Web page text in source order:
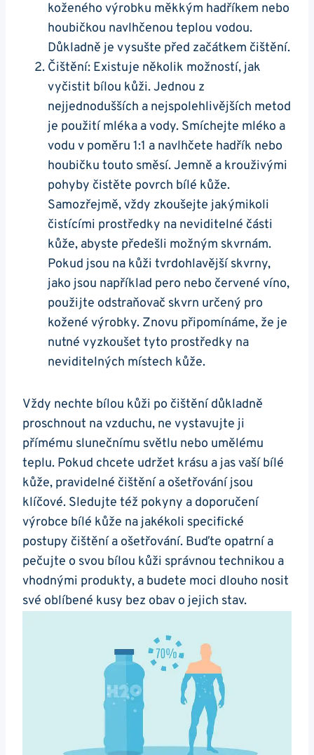
koženého⁣ výrobku měkkým hadříkem nebo
houbičkou navlhčenou teplou ‍vodou.
Důkladně ‍je vysušte před začátkem čištění.
Čištění: Existuje několik možností, jak
vyčistit ‍bílou kůži. Jednou z
nejjednodušších a nejspolehlivějších metod
je použití mléka a vody. Smíchejte mléko a
vodu v poměru 1:1 a navlhčete hadřík nebo
houbičku touto směsí. Jemně ‍a krouživými
pohyby čistěte povrch⁤ bílé⁤ kůže.
Samozřejmě, vždy zkoušejte jakýmikoli
čistícími⁣ prostředky na neviditelné ⁢části
kůže, abyste předešli možným skvrnám.
Pokud jsou na kůži​ tvrdohlavější skvrny,
jako jsou například pero nebo červené víno,
použijte odstraňovač skvrn určený pro
kožené výrobky. Znovu připomínáme, že je
nutné vyzkoušet tyto prostředky na
neviditelných místech kůže.
Vždy nechte bílou kůži po‍ čištění důkladně
proschnout na vzduchu, ‍ne vystavujte ji
přímému slunečnímu světlu nebo umělému
teplu. ⁣Pokud chcete udržet krásu a jas vaší bílé
kůže, ⁤pravidelné čištění a ošetřování​ jsou
klíčové. Sledujte též pokyny a ​doporučení
výrobce bílé kůže na jakékoli specifické
postupy čištění a ošetřování.⁢ Buďte opatrní a‍
pečujte o svou bílou kůži správnou technikou a
vhodnými produkty, ‍a budete‍ moci dlouho ‍nosit
své oblíbené kusy bez obav o jejich stav.